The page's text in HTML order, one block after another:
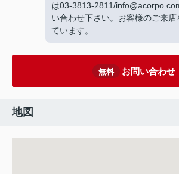
は03-3813-2811/
い合わせ下さい。お客様のご来
ています。
無料 お問い合わせ
地図